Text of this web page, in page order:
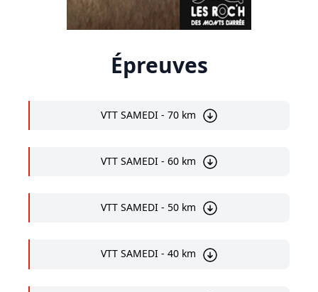
Épreuves
VTT SAMEDI - 70 km
VTT SAMEDI - 60 km
VTT SAMEDI - 50 km
VTT SAMEDI - 40 km